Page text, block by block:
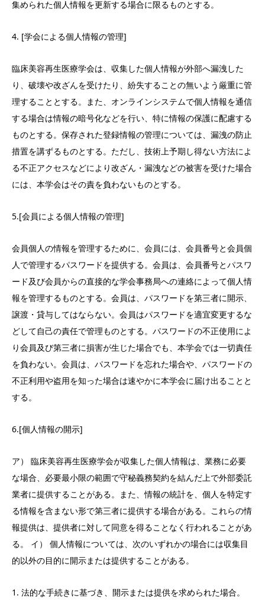
集められた個人情報を更新する場合に限るものとする。
4. [学会による個人情報の管理]
臨床美容再生医療学会は、収集した個人情報が外部へ漏洩した
り、破壊や改ざんを受けたり、紛失することの無いよう厳重に管
理することとする。また、オンラインシステムで個人情報を通信
する場合は情報の暗号化などを行い、特に情報の保護に配慮する
ものとする。保存された登録情報の管理については、漏洩の防止
措置を講ずるものとする。ただし、技術上予期し得ない方法によ
る不正アクセスなどにより改ざん・漏洩などの被害を受けた場合
には、本学会はその責を負わないものとする。
5.[会員による個人情報の管理]
会員個人の情報を管理するために、会員には、会員番号と会員個
人で管理するパスワードを提供する。会員は、会員番号とパスワ
ード及び会員からの直接的な学会事務局への連絡によって個人情
報を管理するものとする。会員は、パスワードを第三者に開示、
譲渡・貸与してはならない。会員はパスワードを適宜変更するな
どして自己の責任で管理ものとする。パスワードの不正使用によ
り会員及び第三者に損害が生じた場合でも、本学会では一切責任
を負わない。会員は、パスワードを忘れた場合や、パスワードの
不正利用や盗用を知った場合は速やかに本学会に届け出ることと
する。
6.[個人情報の開示]
ア） 臨床美容再生医療学会が収集した個人情報は、業務に必要
な場合、必要最小限の範囲で守秘義務契約を結んだ上で外部委託
業者に提供することがある。また、情報の統計を、個人を特定す
る情報を含まない形で第三者に提供する場合がある。これらの情
報提供は、提供者に対して同意を得ることなく行われることがあ
る。 イ） 個人情報については、次のいずれかの場合には収集目
的以外の目的に開示または提供することがある。
1. 法的な手続きに基づき、開示または提供を求められた場合。